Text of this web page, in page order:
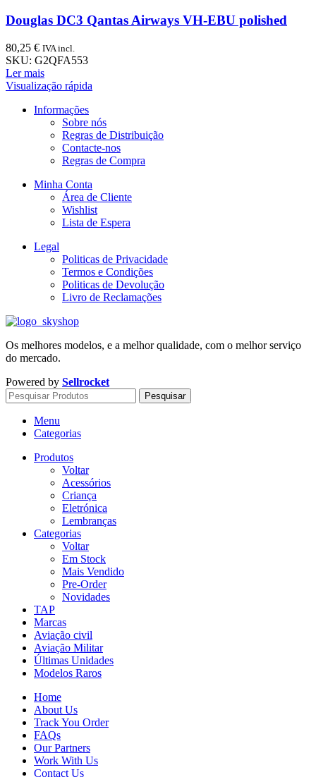
Douglas DC3 Qantas Airways VH-EBU polished
80,25 € IVA incl.
SKU: G2QFA553
Ler mais
Visualização rápida
Informações
Sobre nós
Regras de Distribuição
Contacte-nos
Regras de Compra
Minha Conta
Área de Cliente
Wishlist
Lista de Espera
Legal
Politicas de Privacidade
Termos e Condições
Politicas de Devolução
Livro de Reclamações
Os melhores modelos, e a melhor qualidade, com o melhor serviço
do mercado.
Powered by Sellrocket
Pesquisar
Menu
Categorias
Produtos
Voltar
Acessórios
Criança
Eletrónica
Lembranças
Categorias
Voltar
Em Stock
Mais Vendido
Pre-Order
Novidades
TAP
Marcas
Aviação civil
Aviação Militar
Últimas Unidades
Modelos Raros
Home
About Us
Track You Order
FAQs
Our Partners
Work With Us
Contact Us